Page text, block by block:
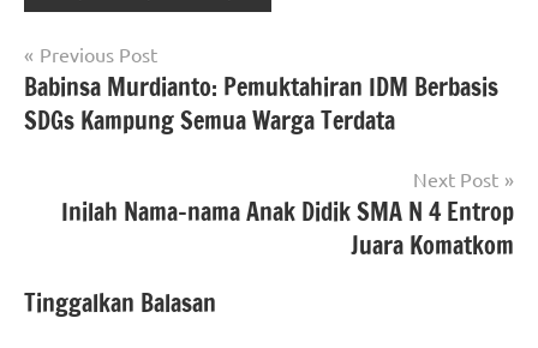
Navigasi
pos
Previous Post
Babinsa Murdianto: Pemuktahiran IDM Berbasis
SDGs Kampung Semua Warga Terdata
Next Post
Inilah Nama-nama Anak Didik SMA N 4 Entrop
Juara Komatkom
Tinggalkan Balasan